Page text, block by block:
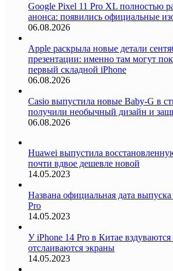
Google Pixel 11 Pro XL полностью
анонса: появились официальные
06.08.2026
Apple раскрыла новые детали
презентации: именно там могут
первый складной iPhone
06.08.2026
Casio выпустила новые Baby-G в
получили необычный дизайн и
06.08.2026
Huawei выпустила
почти вдвое дешевле новой
14.05.2023
Названа официальная дата
Pro
14.05.2023
У iPhone 14 Pro в Китае вздуваются
отслаиваются экраны
14.05.2023